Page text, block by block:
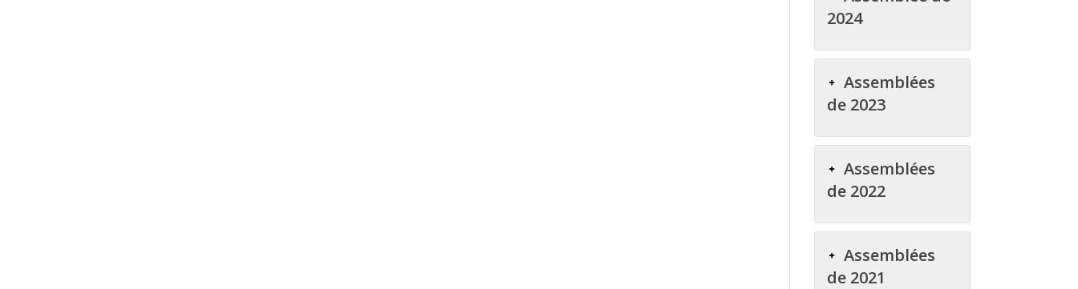
2024
Assemblées
de 2023
Assemblées
de 2022
Assemblées
de 2021